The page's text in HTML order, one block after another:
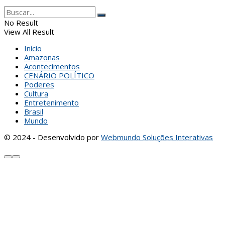
No Result
View All Result
Início
Amazonas
Acontecimentos
CENÁRIO POLÍTICO
Poderes
Cultura
Entretenimento
Brasil
Mundo
© 2024 - Desenvolvido por Webmundo Soluções Interativas